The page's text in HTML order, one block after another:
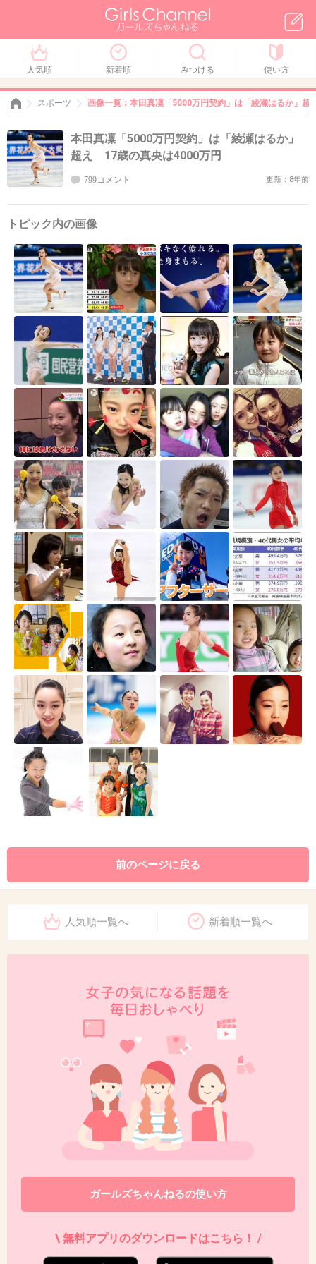
人気順 新着順 みつける 使い方
スポーツ 画像一覧：本田真凜「5000万円契約」は「綾瀬はるか」
本田真凜「5000万円契約」は「綾瀬はるか」
超え 17歳の真央は4000万円
799コメント 更新：8年前
トピック内の画像
前のページに戻る
人気順一覧へ 新着順一覧へ
ガールズちゃんねるの使い方
\ 無料アプリのダウンロードはこちら！ /